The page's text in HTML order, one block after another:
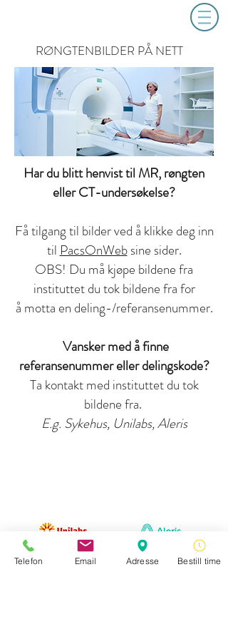
RØNGTENBILDER PÅ NETT
Har du blitt henvist til MR, røngten
eller CT-undersøkelse?
Få tilgang til bilder ved å klikke deg inn
til PacsOnWebsine sider.
OBS! Du må kjøpe bildene fra
instituttet du tok bildene fra for
å motta en deling-/referansenummer.
Vansker med å finne
referansenummer eller delingskode?
Ta kontakt med instituttet du tok
bildene fra.
E.g. Sykehus, Unilabs, Aleris
Telefon Email Adresse Bestill time